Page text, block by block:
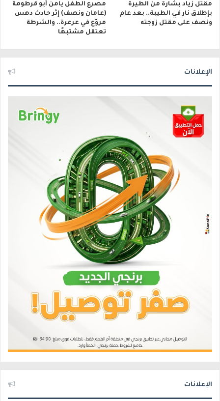
مقتل زياد بشارة من الطيرة
بإطلاق نار في الطيبة.. بعد عام
ونصف على مقتل زوجته
مصرع الطفل يامن أبو قرطومة
(عامان ونصف) إثر حادث دهس
مروّع في عرعرة.. والشرطة
تعتقل مشتبهًا
الإعلانات
الإعلانات